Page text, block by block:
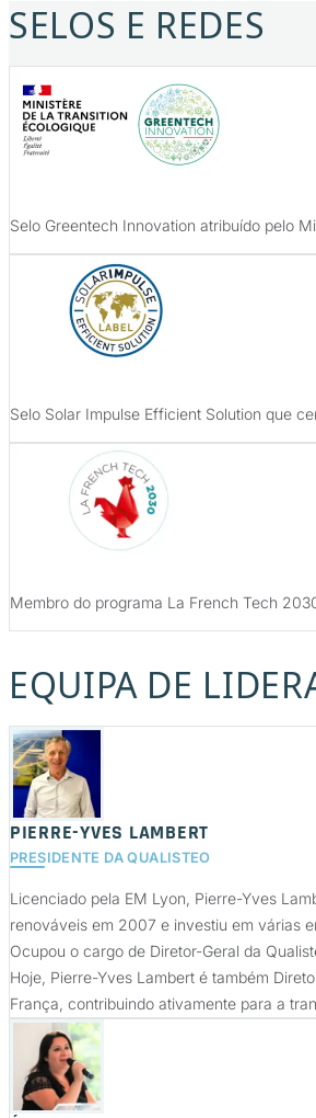
SELOS E REDES
Selo Greentech Innovation atribuído pelo
Selo Solar Impulse Efficient Solution que
Membro do programa La French Tech
EQUIPA DE
PIERRE-YVES LAMBERT
PRESIDENTE DA QUALISTEO
Licenciado pela EM Lyon, Pierre-Yves
renováveis em 2007 e investiu em várias
Ocupou o cargo de Diretor-Geral da
Hoje, Pierre-Yves Lambert é também
França, contribuindo ativamente para a